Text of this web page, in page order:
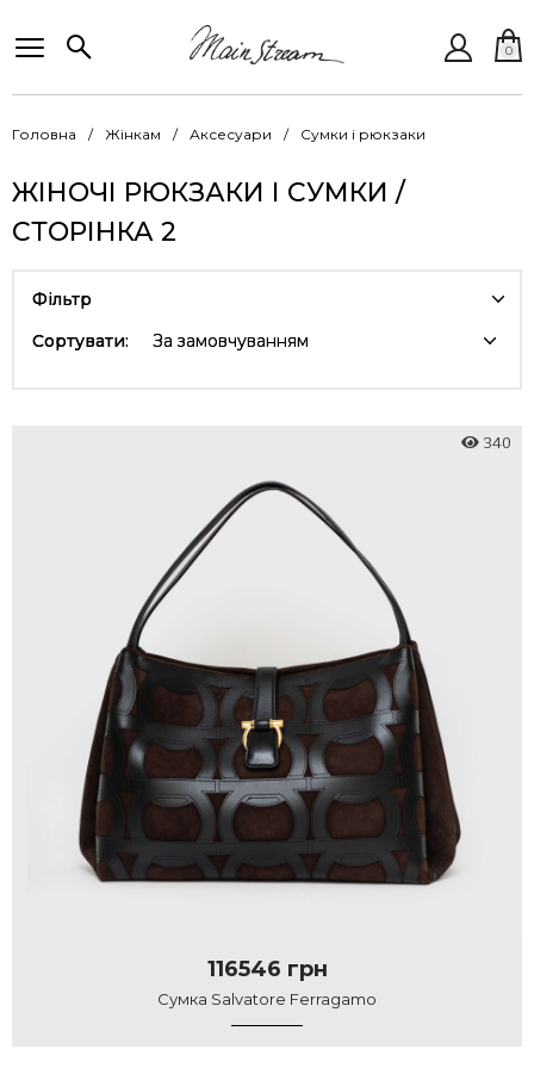
0
Головна Жінкам Аксесуари Сумки і рюкзаки
ЖІНОЧІ РЮКЗАКИ І СУМКИ /
СТОРІНКА 2
Фільтр
Сортувати:
За замовчуванням
116546 грн
Сумка Salvatore Ferragamo
340